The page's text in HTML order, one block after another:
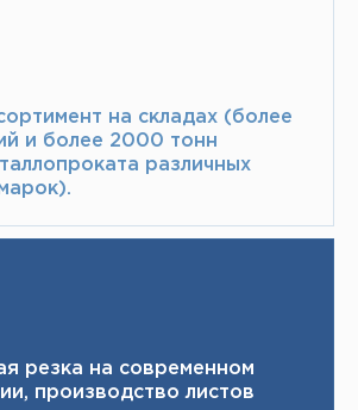
на складах (более
и более 2000 тонн​
различных
резка на современном
производство листов